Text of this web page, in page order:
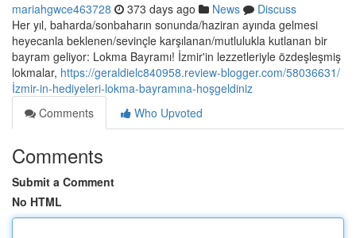
mariahgwce463728 373 days ago News
Discuss
Her yıl, baharda/sonbaharın sonunda/haziran ayında gelmesi
heyecanla beklenen/sevinçle karşılanan/mutlulukla kutlanan bir
bayram geliyor: Lokma Bayramı! İzmir'in lezzetleriyle özdeşleşmiş
lokmalar, https://geraldielc840958.review-blogger.com/58036631/
İzmir-in-hediyeleri-lokma-bayramına-hoşgeldiniz
Comments
Who Upvoted
Comments
Submit a Comment
No HTML